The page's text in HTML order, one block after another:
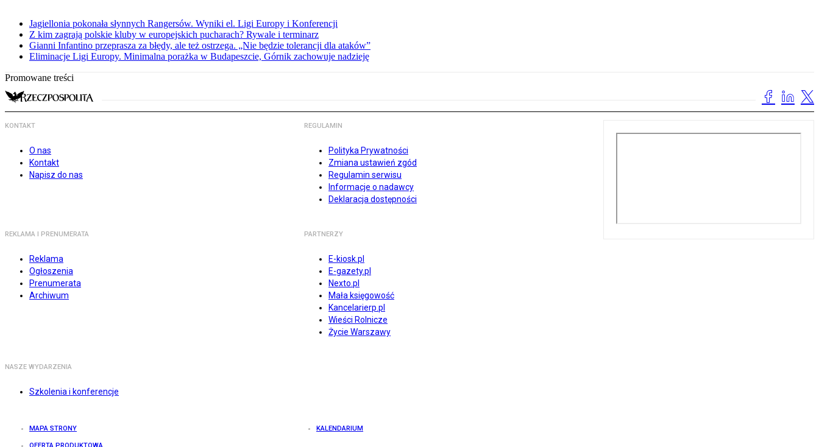
Jagiellonia pokonała słynnych Rangersów. Wyniki el. Ligi Europy i Konferencji
Z kim zagrają polskie kluby w europejskich pucharach? Rywale i terminarz
Gianni Infantino przeprasza za błędy, ale też ostrzega. „Nie będzie tolerancji dla ataków”
Eliminacje Ligi Europy. Minimalna porażka w Budapeszcie, Górnik zachowuje nadzieję
Promowane treści
KONTAKT
O nas
Kontakt
Napisz do nas
REGULAMIN
Polityka Prywatności
Zmiana ustawień zgód
Regulamin serwisu
Informacje o nadawcy
Deklaracja dostępności
REKLAMA I PRENUMERATA
Reklama
Ogłoszenia
Prenumerata
Archiwum
PARTNERZY
E-kiosk.pl
E-gazety.pl
Nexto.pl
Mała księgowość
Kancelarierp.pl
Wieści Rolnicze
Życie Warszawy
NASZE WYDARZENIA
Szkolenia i konferencje
MAPA STRONY KALENDARIUM